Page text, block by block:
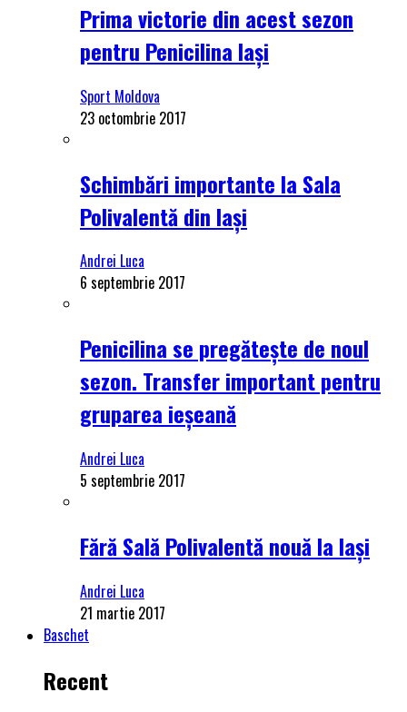
Prima victorie din acest sezon
pentru Penicilina Iași
Sport Moldova
23 octombrie 2017
Schimbări importante la Sala
Polivalentă din Iași
Andrei Luca
6 septembrie 2017
Penicilina se pregătește de noul
sezon. Transfer important pentru
gruparea ieșeană
Andrei Luca
5 septembrie 2017
Fără Sală Polivalentă nouă la Iași
Andrei Luca
21 martie 2017
Baschet
Recent